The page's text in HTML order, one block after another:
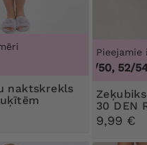
Pieejamie
44/46, 48/50, 52/54,
Zeķubikses brūnā krāsā
30 DEN
9,99 €